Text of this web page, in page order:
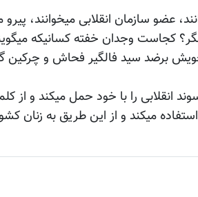
عضو سازمان انقلابی میخوانند، پیرو
کجاست وجدان خفته کسانیکه
برضد سید فالگیر فحاش و چرکین
انقلابی را با خود حمل میکند و از
میکند و از این طریق به زنان